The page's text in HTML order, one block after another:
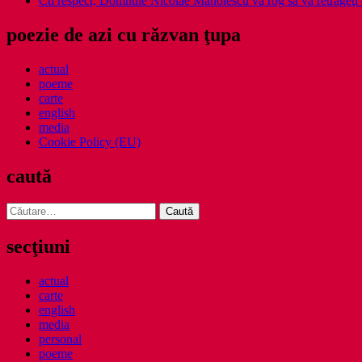
poezie de azi cu răzvan ţupa
actual
poeme
carte
english
media
Cookie Policy (EU)
caută
Caută
după:
secţiuni
actual
carte
english
media
personal
poeme